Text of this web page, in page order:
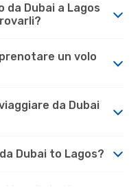
da Dubai a Lagos
un volo
da Dubai
Dubai to Lagos?